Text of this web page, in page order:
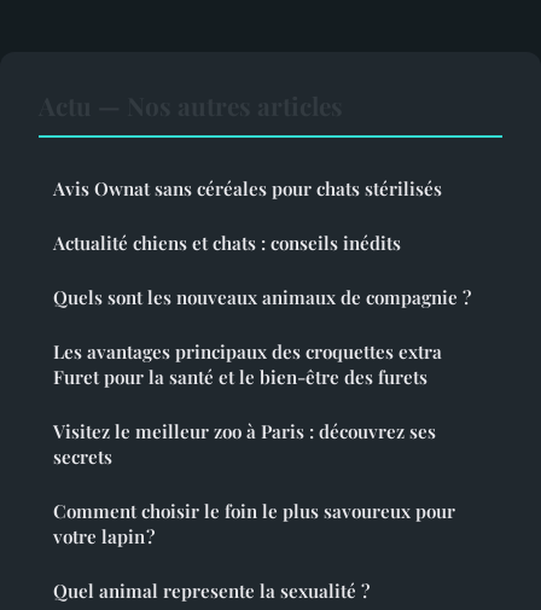
Avis Ownat sans céréales pour chats stérilisés
Actualité chiens et chats : conseils inédits
Quels sont les nouveaux animaux de compagnie ?
Les avantages principaux des croquettes extra
Furet pour la santé et le bien-être des furets
Visitez le meilleur zoo à Paris : découvrez ses
secrets
Comment choisir le foin le plus savoureux pour
votre lapin ?
Quel animal represente la sexualité ?